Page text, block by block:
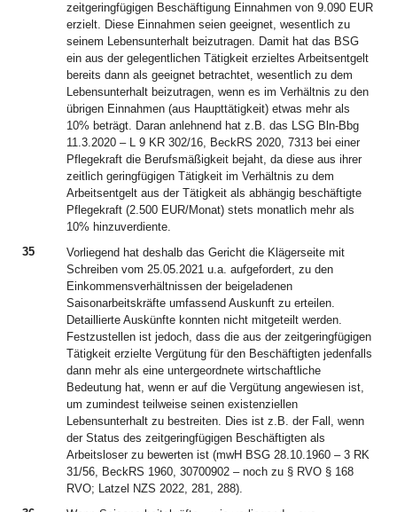
zeitgeringfügigen Beschäftigung Einnahmen von 9.090 EUR
erzielt. Diese Einnahmen seien geeignet, wesentlich zu
seinem Lebensunterhalt beizutragen. Damit hat das BSG
ein aus der gelegentlichen Tätigkeit erzieltes Arbeitsentgelt
bereits dann als geeignet betrachtet, wesentlich zu dem
Lebensunterhalt beizutragen, wenn es im Verhältnis zu den
übrigen Einnahmen (aus Haupttätigkeit) etwas mehr als
10% beträgt. Daran anlehnend hat z.B. das LSG Bln-Bbg
11.3.2020 – L 9 KR 302/16, BeckRS 2020, 7313 bei einer
Pflegekraft die Berufsmäßigkeit bejaht, da diese aus ihrer
zeitlich geringfügigen Tätigkeit im Verhältnis zu dem
Arbeitsentgelt aus der Tätigkeit als abhängig beschäftigte
Pflegekraft (2.500 EUR/Monat) stets monatlich mehr als
10% hinzuverdiente.
35
Vorliegend hat deshalb das Gericht die Klägerseite mit
Schreiben vom 25.05.2021 u.a. aufgefordert, zu den
Einkommensverhältnissen der beigeladenen
Saisonarbeitskräfte umfassend Auskunft zu erteilen.
Detaillierte Auskünfte konnten nicht mitgeteilt werden.
Festzustellen ist jedoch, dass die aus der zeitgeringfügigen
Tätigkeit erzielte Vergütung für den Beschäftigten jedenfalls
dann mehr als eine untergeordnete wirtschaftliche
Bedeutung hat, wenn er auf die Vergütung angewiesen ist,
um zumindest teilweise seinen existenziellen
Lebensunterhalt zu bestreiten. Dies ist z.B. der Fall, wenn
der Status des zeitgeringfügigen Beschäftigten als
Arbeitsloser zu bewerten ist (mwH BSG 28.10.1960 – 3 RK
31/56, BeckRS 1960, 30700902 – noch zu § RVO § 168
RVO; Latzel NZS 2022, 281, 288).